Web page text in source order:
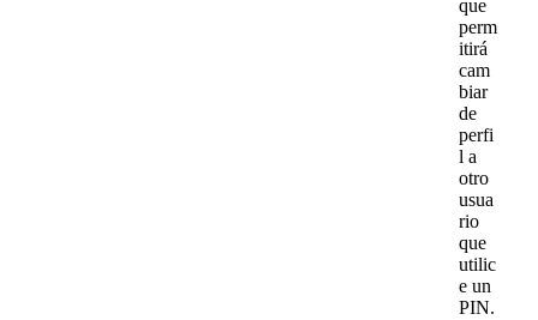
que
perm
itirá
cam
biar
de
perfi
l a
otro
usua
rio
que
utilic
e un
PIN.